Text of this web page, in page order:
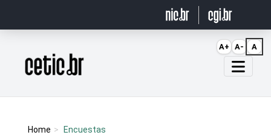
Página inicial
Home
Encuestas
A+ A- A